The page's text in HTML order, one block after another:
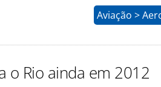
Aviação >
o Rio ainda em 2012